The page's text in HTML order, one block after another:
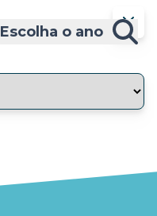
Escolha o ano